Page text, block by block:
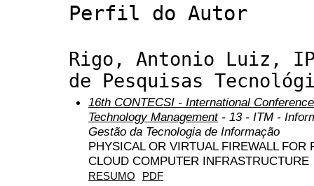
Perfil do Autor
Rigo, Antonio Luiz,
de Pesquisas
16th CONTECSI - International
Technology Management- 13 - ITM -
Gestão da Tecnologia de Informação
PHYSICAL OR VIRTUAL FIREWALL
CLOUD COMPUTER INFRASTRUCTURE
RESUMO PDF